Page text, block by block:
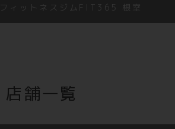
フィットネスジムFIT365 根室
店舗一覧